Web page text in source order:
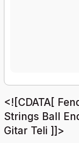
<![CDATA[
Strings Ball
Gitar Teli ]]>